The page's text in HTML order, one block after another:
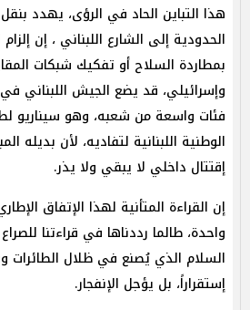
هذا التباين الحاد في الرؤى، يهدد
الحدودية إلى الشارع اللبناني ، إن إلزام
بمطاردة السلاح أو تفكيك شبكات
وإسرائيلي، قد يضع الجيش اللبناني
فئات واسعة من شعبه، وهو سيناريو
الوطنية اللبنانية لتفاديه، لأن بديله
إقتتال داخلي لا يبقي ولا يذر.
إن القراءة المتأنية لهذا الإتفاق
واحدة، طالما رددناها في قراءتنا
السلام الذي يُصنع في ظلال الطائرات
إستقراراً، بل يؤجل الإنفجار.